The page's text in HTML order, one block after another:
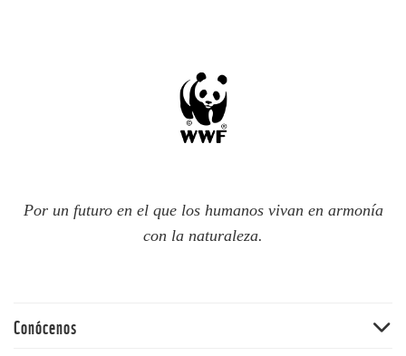
Por un futuro en el que los humanos vivan en armonía
con la naturaleza.
Conócenos